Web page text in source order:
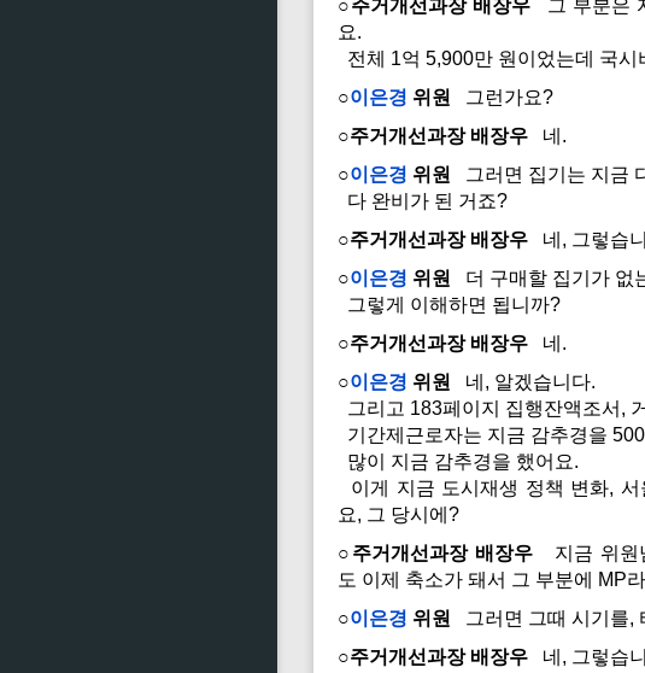
○주거개선과장 배장우그 부분은 자
요.
전체 1억 5,900만 원이었는데 국
○이은경 위원
그런가요?
○주거개선과장 배장우 네.
○이은경 위원
그러면 집기는 지금
다 완비가 된 거죠?
○주거개선과장 배장우 네, 그렇습
○이은경 위원
더 구매할 집기가 없
그렇게 이해하면 됩니까?
○주거개선과장 배장우 네.
○이은경 위원
네, 알겠습니다.
그리고 183페이지 집행잔액조서,
기간제근로자는 지금 감추경을
많이 지금 감추경을 했어요.
이게 지금 도시재생 정책 변화,
요, 그 당시에?
○주거개선과장 배장우 지금 위원
도 이제 축소가 돼서 그 부분에 MP
○이은경 위원
그러면 그때 시기를,
○주거개선과장 배장우 네, 그렇습